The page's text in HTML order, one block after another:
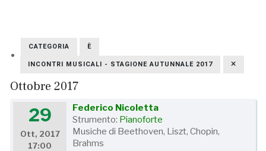
CATEGORIA È
INCONTRI MUSICALI - STAGIONE AUTUNNALE 2017
Ottobre 2017
29
Ott, 2017
17:00
Federico Nicoletta
Strumento: Pianoforte
Musiche di Beethoven, Liszt, Chopin,
Brahms